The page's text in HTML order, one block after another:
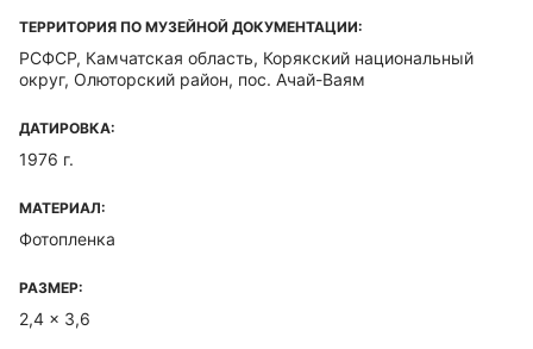
ТЕРРИТОРИЯ ПО МУЗЕЙНОЙ ДОКУМЕНТАЦИИ:
РСФСР, Камчатская область, Корякский национальный
округ, Олюторский район, пос. Ачай-Ваям
ДАТИРОВКА:
1976 г.
МАТЕРИАЛ:
Фотопленка
РАЗМЕР:
2,4 x 3,6